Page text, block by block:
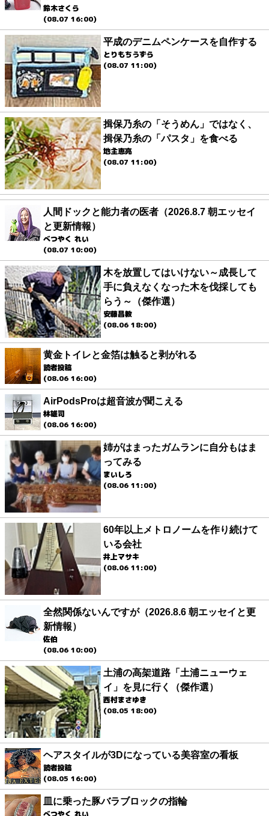
鈴木さくら
(08.07 16:00)
平成のデニムペンケースを自作する
とりもちうずら
(08.07 11:00)
揖保乃糸の「そうめん」ではなく、
揖保乃糸の「パスタ」を食べる
地主恵亮
(08.07 11:00)
人間ドックと能力者の医者（2026.8.7 朝エッセイ
と更新情報）
べつやく れい
(08.07 10:00)
木を放置してはいけない～成長して
手に負えなくなった木を伐採しても
らう～（傑作選）
安藤昌教
(08.06 18:00)
黄金トイレと金箔は触ると剥がれる
読者投稿
(08.06 16:00)
AirPodsProは超音波が聞こえる
林雄司
(08.06 16:00)
姉がはまったガムランに自分もはま
ってみる
まいしろ
(08.06 11:00)
60年以上メトロノームを作り続けて
いる会社
井上マサキ
(08.06 11:00)
全然関係ないんですが（2026.8.6 朝エッセイと更
新情報）
佐伯
(08.06 10:00)
土浦の高架道路「土浦ニューウェ
イ」を見に行く（傑作選）
西村まさゆき
(08.05 18:00)
ヘアスタイルが3Dになっている美容室の看板
読者投稿
(08.05 16:00)
皿に乗った豚バラブロックの指輪
べつやく れい